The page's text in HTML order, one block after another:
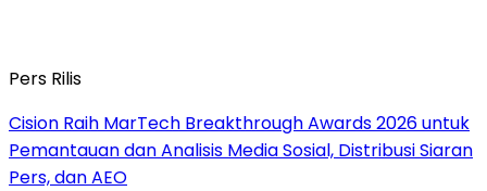
Pers Rilis
Cision Raih MarTech Breakthrough Awards 2026 untuk
Pemantauan dan Analisis Media Sosial, Distribusi Siaran
Pers, dan AEO